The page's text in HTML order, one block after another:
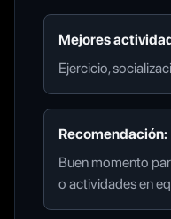
Mejores
Ejercicio,
Recomendación:
Buen momento
o actividades en